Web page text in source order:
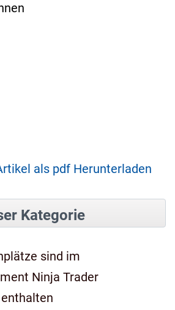
als pdf Herunterladen
Kategorie
sind im
Ninja Trader